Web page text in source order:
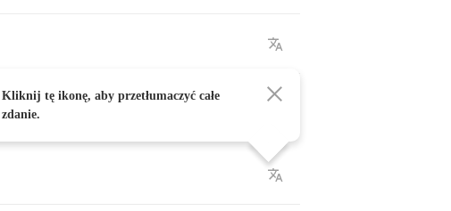
Kliknij tę ikonę, aby przetłumaczyć całe
zdanie.